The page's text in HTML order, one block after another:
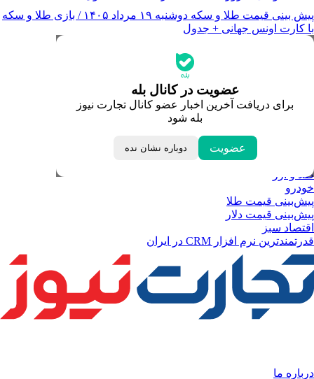
پیش‌ بینی قیمت طلا و سکه دوشنبه ۱۹ مرداد ۱۴۰۵ / بازی طلا و سکه
با کارت اونس جهانی + جدول
عضویت در کانال بله
برای دریافت آخرین اخبار عضو کانال تجارت نیوز
بله شود
عضویت دوباره نشان نده
جدیدترین قیمت‌ها
قیمت درهم امارات
لحظه تحویل سال
داغ‌ترین‌های اقتصادی
طلا و ارز
خودرو
پیش‌بینی قیمت طلا
پیش‌بینی قیمت دلار
اقتصاد سبز
قدرتمندترین نرم‌ افزار CRM در ایران
درباره ما